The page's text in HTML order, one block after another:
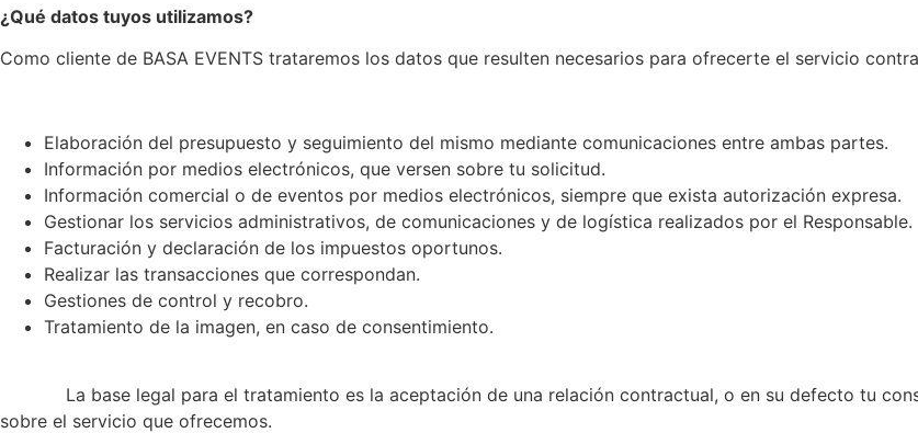
¿Qué datos tuyos utilizamos?
Como cliente de BASA EVENTS trataremos los datos que resulten necesarios para ofrecerte el servicio
Elaboración del presupuesto y seguimiento del mismo mediante comunicaciones entre ambas partes.
Información por medios electrónicos, que versen sobre tu solicitud.
Información comercial o de eventos por medios electrónicos, siempre que exista autorización expresa.
Gestionar los servicios administrativos, de comunicaciones y de logística realizados por el Responsable.
Facturación y declaración de los impuestos oportunos.
Realizar las transacciones que correspondan.
Gestiones de control y recobro.
Tratamiento de la imagen, en caso de consentimiento.
La base legal para el tratamiento es la aceptación de una relación contractual, o en su defecto tu
sobre el servicio que ofrecemos.